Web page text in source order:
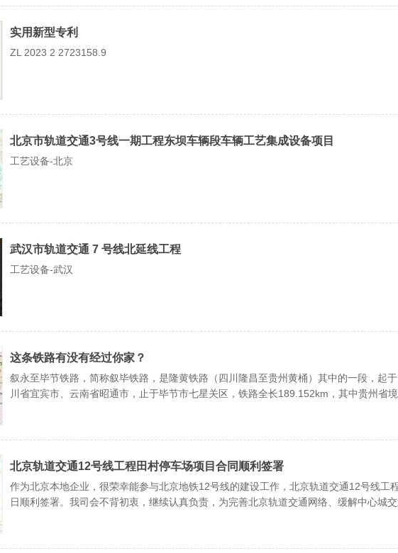
实用新型专利
ZL 2023 2 2723158.9
北京市轨道交通3号线一期工程东坝车辆段车辆工艺集成设备项目
工艺设备-北京
武汉市轨道交通 7 号线北延线工程
工艺设备-武汉
这条铁路有没有经过你家？
叙永至毕节铁路，简称叙毕铁路，是隆黄铁路（四川隆昌至贵州黄桶）其中的一段，起
川省宜宾市、云南省昭通市，止于毕节市七星关区，铁路全长189.152km，其中贵州省
北京轨道交通12号线工程田村停车场项目合同顺利签署
作为北京本地企业，很荣幸能参与北京地铁12号线的建设工作，北京轨道交通12号线工
日顺利签署。我司会不背初衷，继续认真负责，为完善北京轨道交通网络、缓解中心城